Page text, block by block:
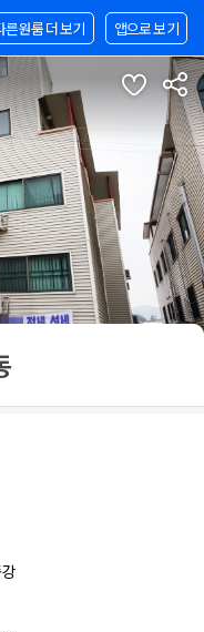
앱으로 보기
른원룸 더 보기